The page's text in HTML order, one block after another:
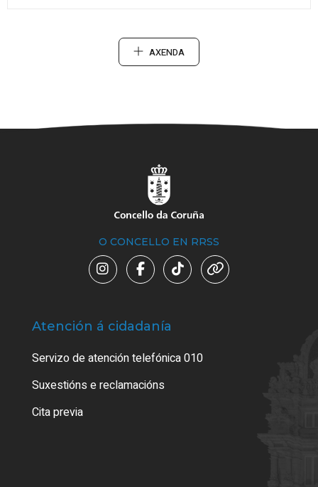
AXENDA
O CONCELLO EN RRSS
Atención á cidadanía
Servizo de atención telefónica 010
Suxestións e reclamacións
Cita previa